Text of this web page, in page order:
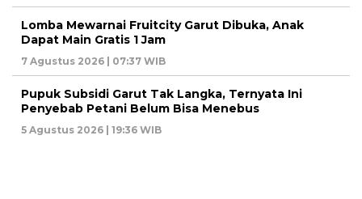
Lomba Mewarnai Fruitcity Garut Dibuka, Anak
Dapat Main Gratis 1 Jam
7 Agustus 2026 | 07:37 WIB
Pupuk Subsidi Garut Tak Langka, Ternyata Ini
Penyebab Petani Belum Bisa Menebus
5 Agustus 2026 | 19:36 WIB